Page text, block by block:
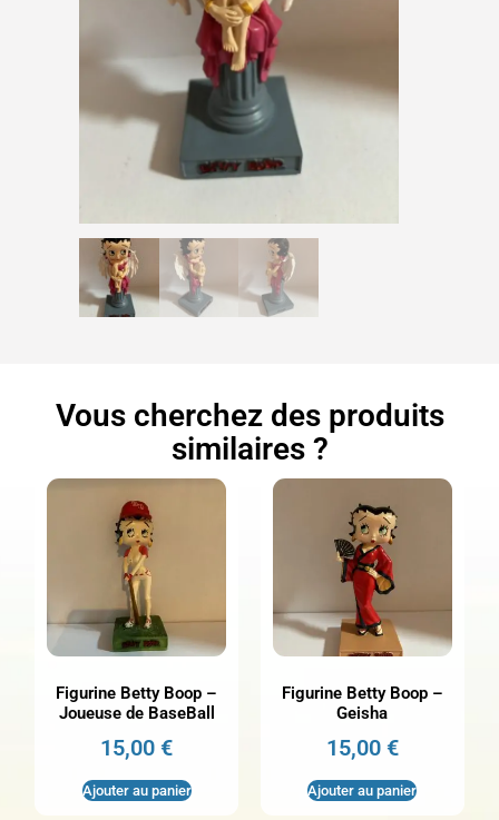
Vous cherchez des produits
similaires ?
Figurine Betty Boop –
Joueuse de BaseBall
15,00€
Ajouter au panier
Figurine Betty Boop –
Geisha
15,00 €
Ajouter au panier